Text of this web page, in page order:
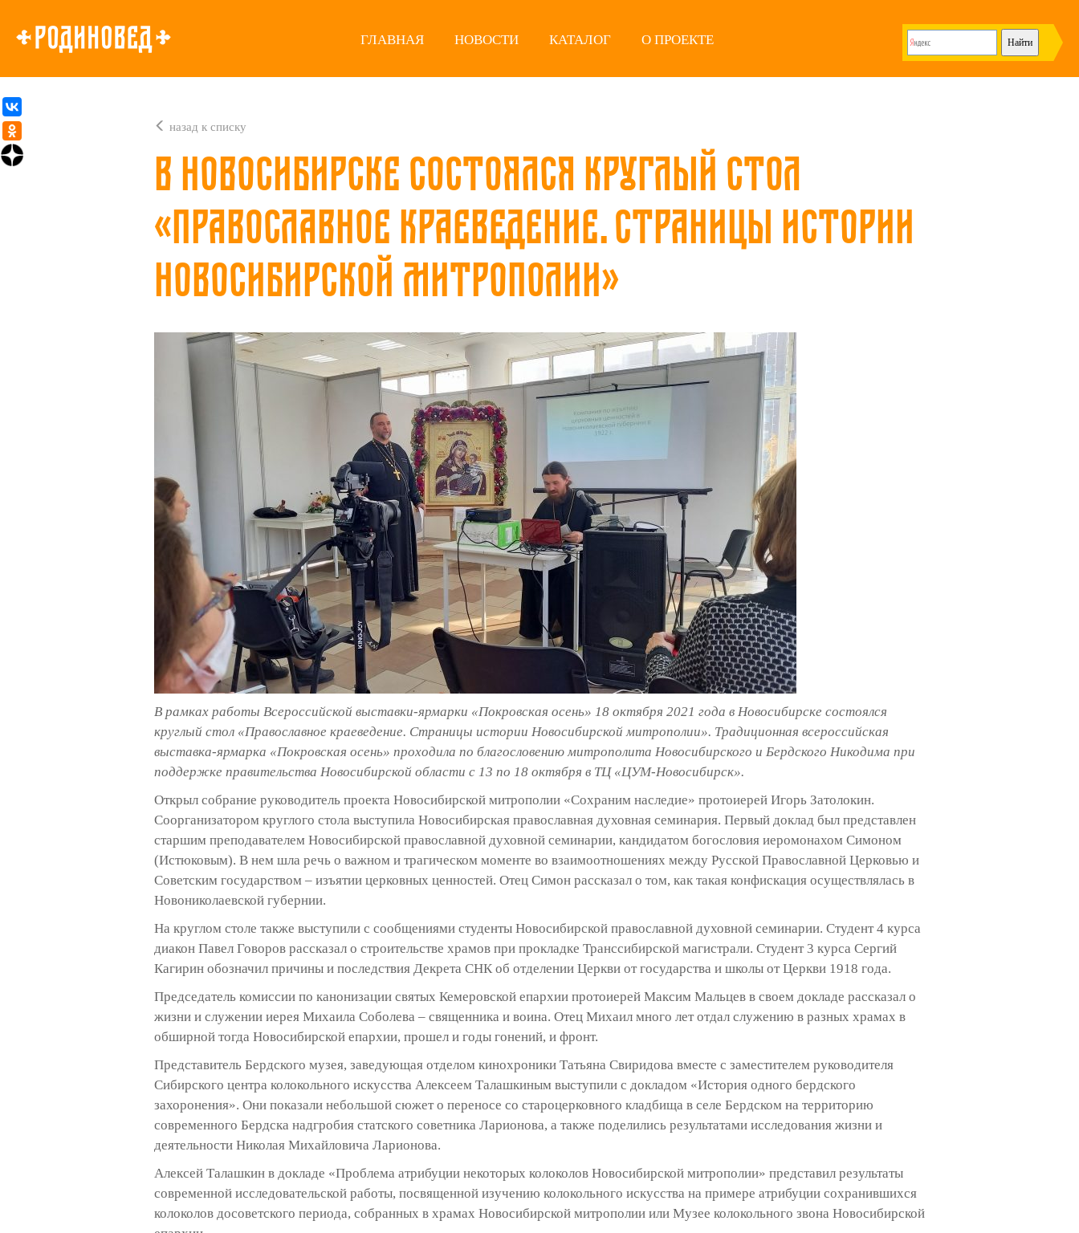
ГЛАВНАЯ НОВОСТИ КАТАЛОГ О ПРОЕКТЕ
назад к списку
В Новосибирске состоялся круглый стол
«Православное краеведение. Страницы истории
Новосибирской митрополии»
В рамках работы Всероссийской выставки-ярмарки «Покровская осень» 18 октября 2021 года в Новосибирске состоялся
круглый стол «Православное краеведение. Страницы истории Новосибирской митрополии». Традиционная всероссийская
выставка-ярмарка «Покровская осень» проходила по благословению митрополита Новосибирского и Бердского Никодима при
поддержке правительства Новосибирской области с 13 по 18 октября в ТЦ «ЦУМ-Новосибирск».
Открыл собрание руководитель проекта Новосибирской митрополии «Сохраним наследие» протоиерей Игорь Затолокин.
Соорганизатором круглого стола выступила Новосибирская православная духовная семинария. Первый доклад был представлен
старшим преподавателем Новосибирской православной духовной семинарии, кандидатом богословия иеромонахом Симоном
(Истюковым). В нем шла речь о важном и трагическом моменте во взаимоотношениях между Русской Православной Церковью и
Советским государством – изъятии церковных ценностей. Отец Симон рассказал о том, как такая конфискация осуществлялась в
Новониколаевской губернии.
На круглом столе также выступили с сообщениями студенты Новосибирской православной духовной семинарии. Студент 4 курса
диакон Павел Говоров рассказал о строительстве храмов при прокладке Транссибирской магистрали. Студент 3 курса Сергий
Кагирин обозначил причины и последствия Декрета СНК об отделении Церкви от государства и школы от Церкви 1918 года.
Председатель комиссии по канонизации святых Кемеровской епархии протоиерей Максим Мальцев в своем докладе рассказал о
жизни и служении иерея Михаила Соболева – священника и воина. Отец Михаил много лет отдал служению в разных храмах в
обширной тогда Новосибирской епархии, прошел и годы гонений, и фронт.
Представитель Бердского музея, заведующая отделом кинохроники Татьяна Свиридова вместе с заместителем руководителя
Сибирского центра колокольного искусства Алексеем Талашкиным выступили с докладом «История одного бердского
захоронения». Они показали небольшой сюжет о переносе со староцерковного кладбища в селе Бердском на территорию
современного Бердска надгробия статского советника Ларионова, а также поделились результатами исследования жизни и
деятельности Николая Михайловича Ларионова.
Алексей Талашкин в докладе «Проблема атрибуции некоторых колоколов Новосибирской митрополии» представил результаты
современной исследовательской работы, посвященной изучению колокольного искусства на примере атрибуции сохранившихся
колоколов досоветского периода, собранных в храмах Новосибирской митрополии или Музее колокольного звона Новосибирской